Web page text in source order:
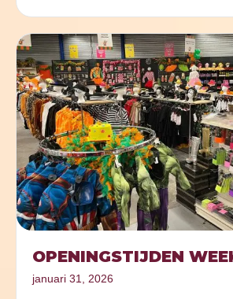
OPENINGSTIJDEN
januari 31, 2026